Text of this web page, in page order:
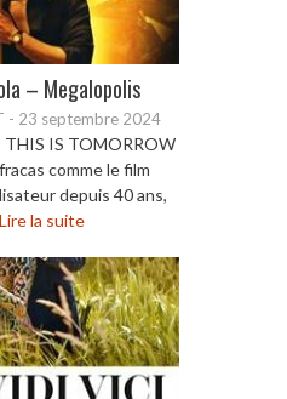
– Megalopolis
- 23 septembre 2024
THIS IS TOMORROW
comme le film
depuis 40 ans,
Lire la suite